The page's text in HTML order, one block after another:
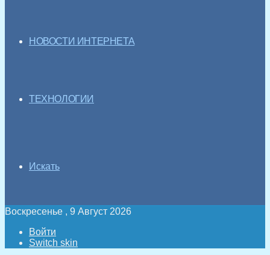
НОВОСТИ ИНТЕРНЕТА
ТЕХНОЛОГИИ
Искать
Воскресенье , 9 Август 2026
Войти
Switch skin